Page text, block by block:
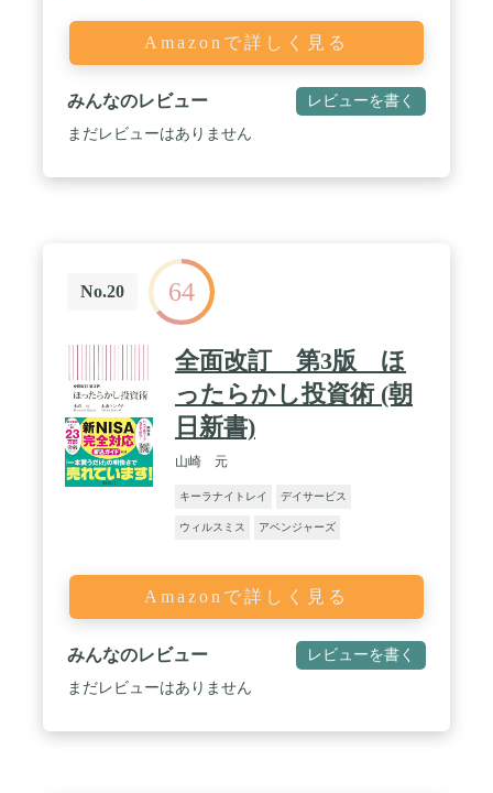
Amazonで詳しく見る
みんなのレビュー レビューを書く
まだレビューはありません
No.20 64
全面改訂 第3版 ほ
ったらかし投資術 (朝
日新書)
山崎 元
キーラナイトレイ デイサービス
ウィルスミス アベンジャーズ
Amazonで詳しく見る
みんなのレビュー レビューを書く
まだレビューはありません